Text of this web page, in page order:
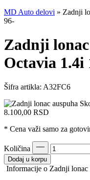
MD Auto delovi » Zadnji
96-
Zadnji
Octavia 1.4i
Šifra artikla: A32FC6
8.100,00 RSD
* Cena važi samo za
Količina
Dodaj u korpu
Informacije o Zadnji lonac